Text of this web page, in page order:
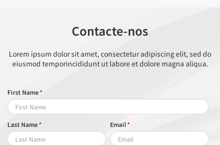
Contacte-nos
Lorem ipsum dolor sit amet, consectetur adipiscing elit, sed do
eiusmod temporincididunt ut labore et dolore magna aliqua.
First Name*
Last Name* Email*